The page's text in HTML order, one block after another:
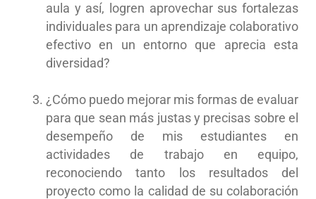
aula y así, logren aprovechar sus fortalezas
individuales para un aprendizaje colaborativo
efectivo en un entorno que aprecia esta
diversidad?
¿Cómo puedo mejorar mis formas de evaluar
para que sean más justas y precisas sobre el
desempeño de mis estudiantes en
actividades de trabajo en equipo,
reconociendo tanto los resultados del
proyecto como la calidad de su colaboración